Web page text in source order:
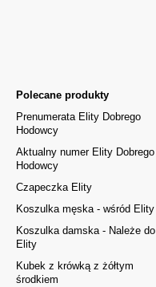
Polecane produkty
Prenumerata Elity Dobrego
Hodowcy
Aktualny numer Elity Dobrego
Hodowcy
Czapeczka Elity
Koszulka męska - wśród Elity
Koszulka damska - Należe do
Elity
Kubek z krówką z żółtym
środkiem